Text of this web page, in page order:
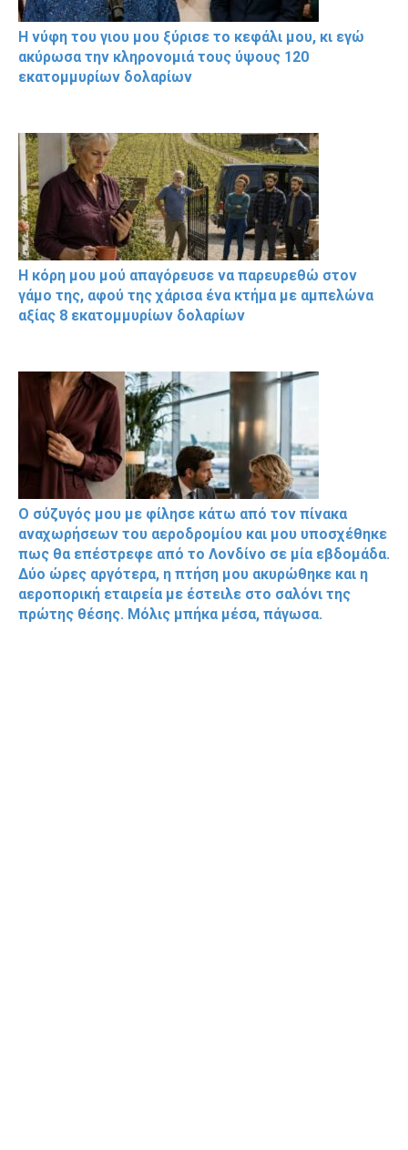
Η νύφη του γιου μου ξύρισε το κεφάλι μου, κι εγώ
ακύρωσα την κληρονομιά τους ύψους 120
εκατομμυρίων δολαρίων
Η κόρη μου μού απαγόρευσε να παρευρεθώ στον
γάμο της, αφού της χάρισα ένα κτήμα με αμπελώνα
αξίας 8 εκατομμυρίων δολαρίων
Ο σύζυγός μου με φίλησε κάτω από τον πίνακα
αναχωρήσεων του αεροδρομίου και μου υποσχέθηκε
πως θα επέστρεφε από το Λονδίνο σε μία εβδομάδα.
Δύο ώρες αργότερα, η πτήση μου ακυρώθηκε και η
αεροπορική εταιρεία με έστειλε στο σαλόνι της
πρώτης θέσης. Μόλις μπήκα μέσα, πάγωσα.